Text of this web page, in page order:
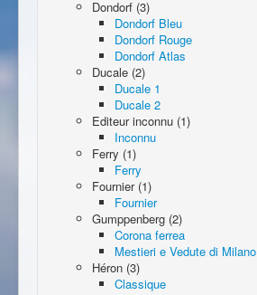
Dondorf (3)
Dondorf Bleu
Dondorf Rouge
Dondorf Atlas
Ducale (2)
Ducale 1
Ducale 2
Editeur inconnu (1)
Inconnu
Ferry (1)
Ferry
Fournier (1)
Fournier
Gumppenberg (2)
Corona ferrea
Mestieri e Vedute di Milano
Héron (3)
Classique